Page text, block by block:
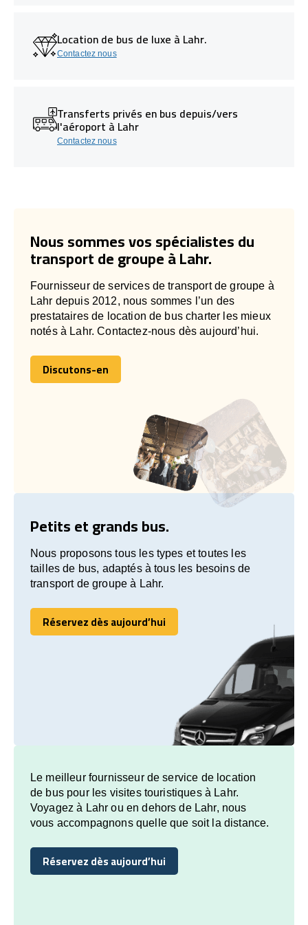
Location de bus de luxe à Lahr.
Contactez nous
Transferts privés en bus depuis/vers
l'aéroport à Lahr
Contactez nous
Nous sommes vos spécialistes du
transport de groupe à Lahr.
Fournisseur de services de transport de groupe à
Lahr depuis 2012, nous sommes l’un des
prestataires de location de bus charter les mieux
notés à Lahr. Contactez-nous dès aujourd’hui.
Discutons-en
Discutons-en
Petits et grands bus.
Nous proposons tous les types et toutes les
tailles de bus, adaptés à tous les besoins de
transport de groupe à Lahr.
Réservez dès aujourd’hui
Réservez dès aujourd’hui
Le meilleur fournisseur de service de location
de bus pour les visites touristiques à Lahr.
Voyagez à Lahr ou en dehors de Lahr, nous
vous accompagnons quelle que soit la distance.
Réservez dès aujourd’hui
Réservez dès aujourd’hui